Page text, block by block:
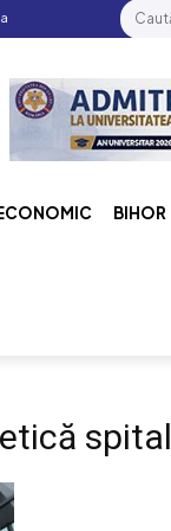
BIHOR
spital